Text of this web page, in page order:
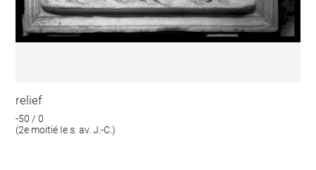
relief
-50 / 0
(2e moitié Ie s. av. J.-C.)